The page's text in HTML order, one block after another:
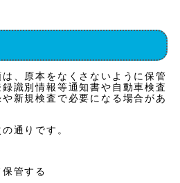
、原本をなくさないように保管
識別情報等通知書や自動車検査
新規検査で必要になる場合があ
通りです。
管する